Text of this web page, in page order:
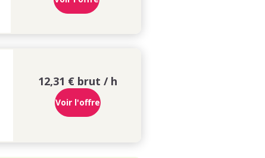
12,31 € brut / h
Voir l'offre